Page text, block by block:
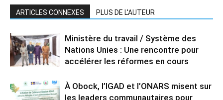
ARTICLES CONNEXES PLUS DE L'AUTEUR
Ministère du travail / Système des
Nations Unies : Une rencontre pour
accélérer les réformes en cours
À Obock, l’IGAD et l’ONARS misent sur
les leaders communautaires pour